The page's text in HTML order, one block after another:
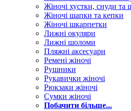
Жіночі хустки, снуди та
Жіночі шапки та кепки
Жіночі шкарпетки
Лижні окуляри
Лижні шоломи
Пляжні аксесуари
Ремені жіночі
Рушники
Рукавички жіночі
Рюкзаки жіночі
Сумки жіночі
Побачити більше...